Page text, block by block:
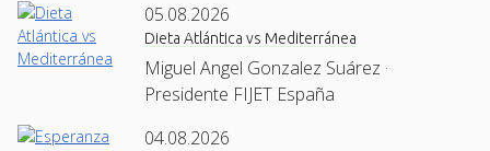
05.08.2026
Dieta Atlántica vs Mediterránea
Miguel Angel Gonzalez Suárez ·
Presidente FIJET España
04.08.2026